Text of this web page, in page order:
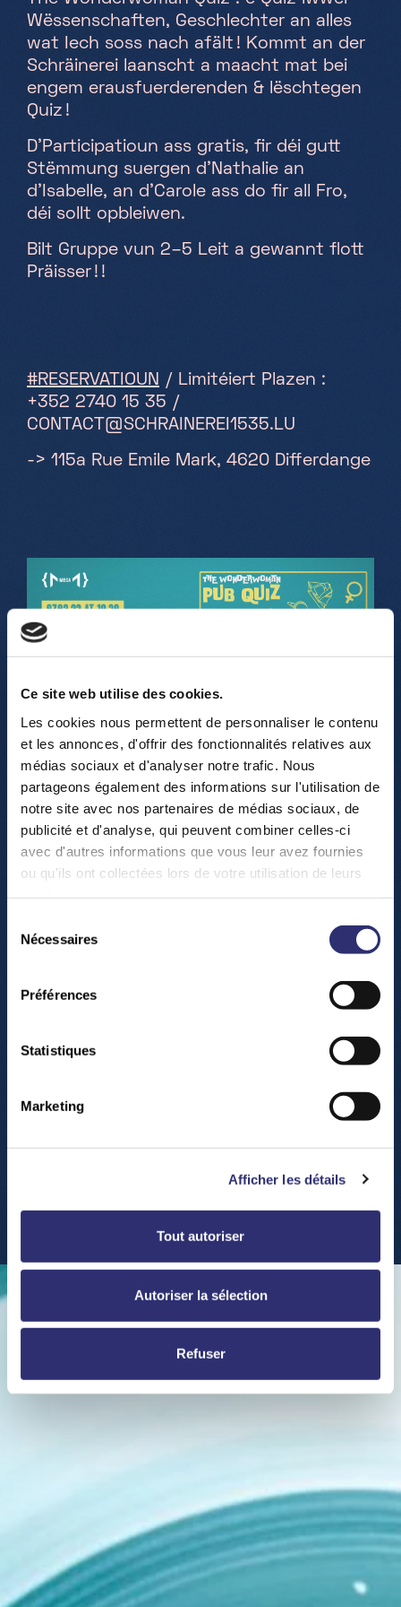
Ce site web utilise des cookies.
Les cookies nous permettent de personnaliser le contenu
et les annonces, d'offrir des fonctionnalités relatives aux
médias sociaux et d'analyser notre trafic. Nous
partageons également des informations sur l'utilisation de
notre site avec nos partenaires de médias sociaux, de
publicité et d'analyse, qui peuvent combiner celles-ci
avec d'autres informations que vous leur avez fournies
ou qu'ils ont collectées lors de votre utilisation de leurs
Nécessaires
Préférences
Statistiques
Marketing
Afficher les détails
Tout autoriser
Autoriser la sélection
Refuser
Samedi, Dimanche & jours fériés
10h-18h
Wëssenschaften, Geschlechter an alles
wat Iech soss nach afält ! Kommt an der
Schräinerei laanscht a maacht mat bei
engem erausfuerderenden & lëschtegen
Quiz !
D'Participatioun ass gratis, fir déi gutt
Stëmmung suergen d'Nathalie an
d'Isabelle, an d'Carole ass do fir all Fro,
déi sollt opbleiwen.
Bilt Gruppe vun 2–5 Leit a gewannt flott
Präisser ! !
#RESERVATIOUN
/ Limitéiert Plazen :
+352 2740 15 35 /
CONTACT@SCHRAINEREI1535.LU
-> 115a Rue Emile Mark, 4620 Differdange
Organized by the RePublic Project (Research Goes
and Luxembourg Institute of Socio-Economic
& "Ministère fir Gläichstellung
tëschent Fraen a Männer"